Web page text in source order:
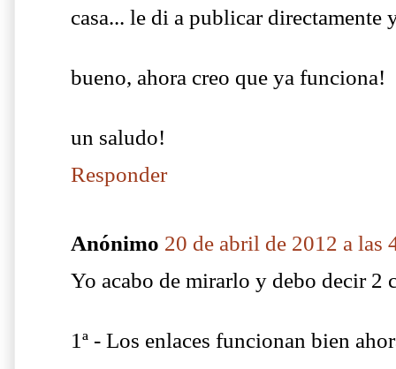
casa... le di a publicar
bueno, ahora creo que ya funciona!
un saludo!
Responder
Anónimo 20 de abril de 2012 a las
Yo acabo de mirarlo y debo decir 2
1ª - Los enlaces funcionan bien